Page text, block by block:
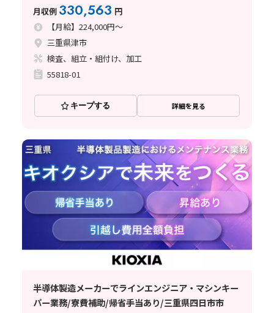
月収例 330,563 円
【月給】224,000円～
三重県津市
検査、組立・組付け、加工
55818-01
キープする 詳細を見る
半導体製造メーカーでラインエンジニア・マシンキー
パー業務/寮費補助/帰省手当あり/三重県四日市市